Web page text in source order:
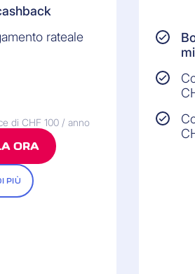
rateale
di CHF 100 / anno
ORA
PIÙ